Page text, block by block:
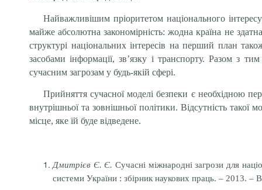
Найважливішим пріоритетом національного
майже абсолютна закономірність: жодна країна не
структурі націо­нальних інтересів на перший план
засобами інформації, зв’язку і транспорту. Разом з
сучасним загрозам у будь-якій сфері.
Прийняття сучасної моделі безпеки є необхідною
внутрішньої та зовнішньої політики. Відсутність
місце, яке їй буде відведене.
Дмитрієв Є. Є. Сучасні міжнародні загрози для
системи України : збірник наукових праць. – 2013.